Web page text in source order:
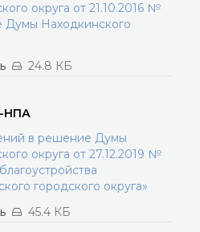
округа от 21.10.2016 №
Думы Находкинского
24.8 КБ
НПА
в решение Думы
округа от 27.12.2019 №
городского округа»
45.4 КБ